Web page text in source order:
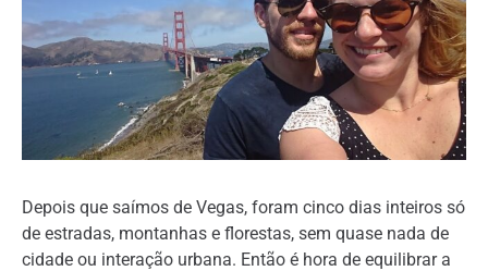
Depois que saímos de Vegas, foram cinco dias inteiros só
de estradas, montanhas e florestas, sem quase nada de
cidade ou interação urbana. Então é hora de equilibrar a